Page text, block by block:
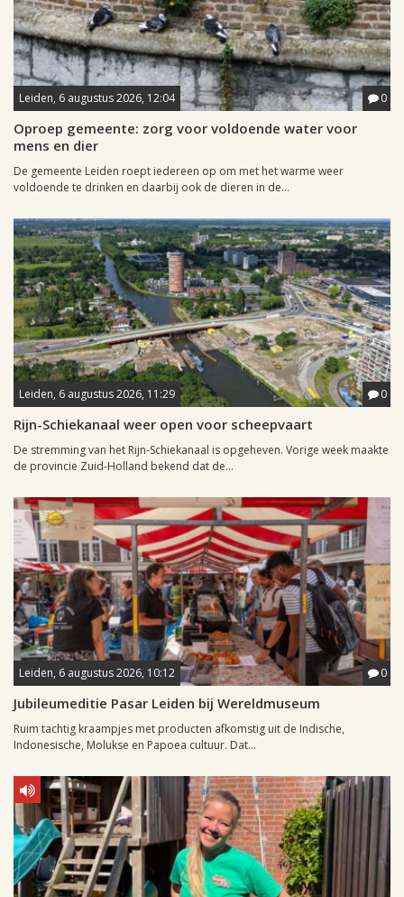
Leiden, 6 augustus 2026, 12:04 0
Oproep gemeente: zorg voor voldoende water voor
mens en dier
De gemeente Leiden roept iedereen op om met het warme weer
voldoende te drinken en daarbij ook de dieren in de...
Leiden, 6 augustus 2026, 11:29 0
Rijn-Schiekanaal weer open voor scheepvaart
De stremming van het Rijn-Schiekanaal is opgeheven. Vorige week maakte
de provincie Zuid-Holland bekend dat de...
Leiden, 6 augustus 2026, 10:12 0
Jubileumeditie Pasar Leiden bij Wereldmuseum
Ruim tachtig kraampjes met producten afkomstig uit de Indische,
Indonesische, Molukse en Papoea cultuur. Dat...